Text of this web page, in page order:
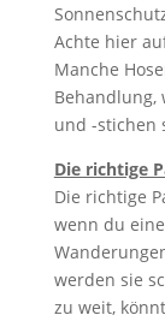
Achte hier
Manche
Behandlung,
und -stichen
Die richtige
Die richtige
wenn du
werden sie
zu weit,